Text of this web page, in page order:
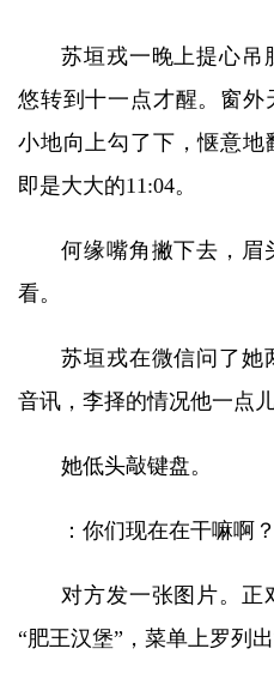
苏垣戎一晚上提心吊
悠转到十一点才醒。窗
小地向上勾了下，惬意
即是大大的11:04。
何缘嘴角撇下去，眉
看。
苏垣戎在微信问了她
音讯，李择的情况他一点儿
她低头敲键盘。
：你们现在在干嘛啊？
对方发一张图片。正
“肥王汉堡”，菜单上罗列